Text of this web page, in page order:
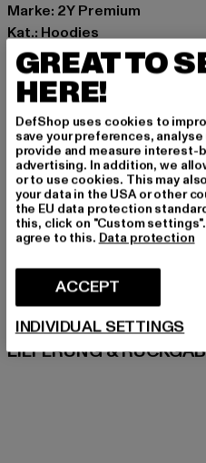
Marke: 2Y Premium
Kat.: Hoodies
Farbe: schwarz
Hersteller Farbe: black
Materialzusammensetzung:
Polyester
Art.Nr: 2Y-NR-HD-1014-
Hersteller: 2Y Premium
Hollefeldstraße 16 | 48282
GRÖSSE & PASSFORM
PFLEGEHINWEISE
LIEFERUNG &
GREAT TO
HERE!
DefShop uses cookies to
save your preferences,
provide and measure interest-
advertising. In addition, we
or to use cookies. This may
your data in the USA or other
the EU data protection
this, click on "Custom
agree to this. Data protection
ACCEPT
INDIVIDUAL SETTINGS